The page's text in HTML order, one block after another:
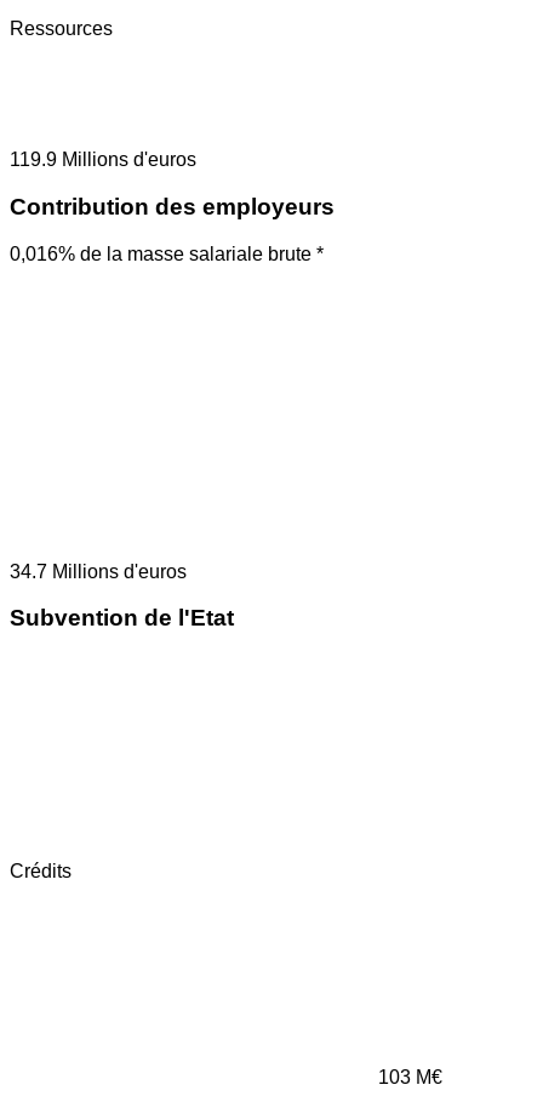
Ressources
119.9 Millions d'euros
Contribution des employeurs
0,016% de la masse salariale brute *
34.7 Millions d'euros
Subvention de l'Etat
Crédits
103 M€